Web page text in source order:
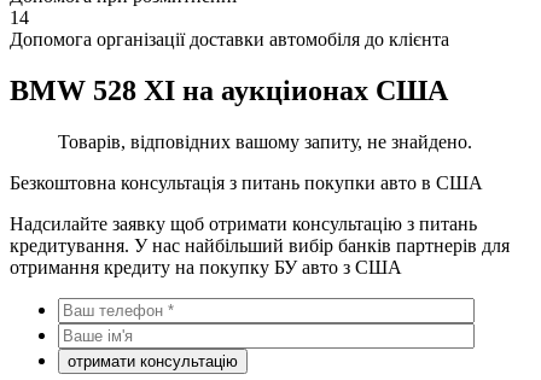
14
Допомога організації доставки автомобіля до клієнта
BMW 528 XI на аукціионах США
Товарів, відповідних вашому запиту, не знайдено.
Безкоштовна консультація з питань покупки авто в США
Надсилайте заявку щоб отримати консультацію з питань
кредитування. У нас найбільший вибір банків партнерів для
отримання кредиту на покупку БУ авто з США